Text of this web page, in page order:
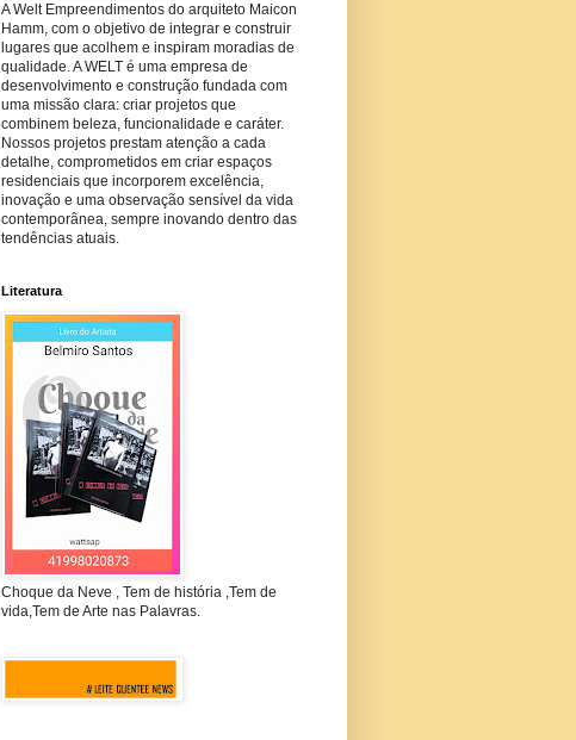
A Welt Empreendimentos do arquiteto Maicon
Hamm, com o objetivo de integrar e construir
lugares que acolhem e inspiram moradias de
qualidade. A WELT é uma empresa de
desenvolvimento e construção fundada com
uma missão clara: criar projetos que
combinem beleza, funcionalidade e caráter.
Nossos projetos prestam atenção a cada
detalhe, comprometidos em criar espaços
residenciais que incorporem excelência,
inovação e uma observação sensível da vida
contemporânea, sempre inovando dentro das
tendências atuais.
Literatura
Choque da Neve , Tem de história ,Tem de
vida,Tem de Arte nas Palavras.